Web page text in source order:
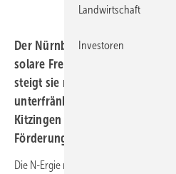
Der Nürnberger Versorger N-
solare Freiflächenanlagen. Mit
steigt sie nun in ein neues
unterfränkischen Gemeinde
Kitzingen errichtet sie einen
Förderung.
Die N-Ergie nimmt damit erstmals eine
Landwirtschaft
Investoren